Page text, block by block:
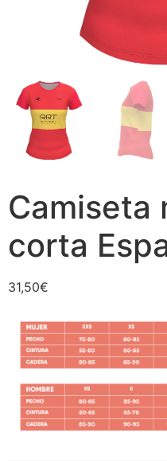
Camiseta
corta
31,50€